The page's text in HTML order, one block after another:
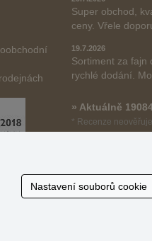
Super obchod,
ceny. Vřele
19.7.2026
Sortiment za fajn
rychlé dodání.
» Aktuálně
* Recenze
Nastavení souborů cookie